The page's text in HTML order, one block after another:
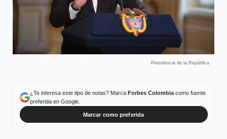
Presidencia de la República
¿Te interesa este tipo de notas? Marca Forbes Colombiacomo fuente
preferida en Google.
Marcar como preferida